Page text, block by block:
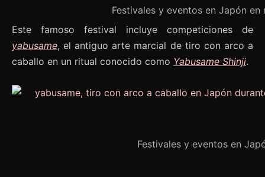
Festivales y eventos en Japón
Este famoso festival incluye competiciones de
yabusame, el antiguo arte marcial de tiro con arco a
caballo en un ritual conocido como Yabusame Shinji.
Festivales y eventos en